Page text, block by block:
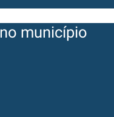
município